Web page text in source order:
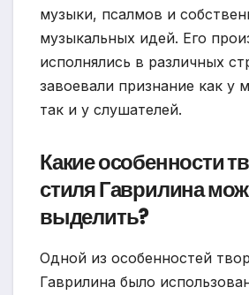
музыки, псалмов и
музыкальных идей. Его
исполнялись в различных
завоевали признание как у
так и у слушателей.
Какие особенности
стиля Гаврилина
выделить?
Одной из особенностей
Гаврилина было